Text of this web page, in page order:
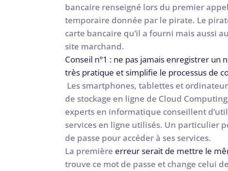
bancaire renseigné lors du premier
temporaire donnée par le pirate. Le
carte bancaire qu’il a fourni mais aussi
site marchand.
Conseil n°1 : ne pas jamais enregistrer
très pratique et simplifie le processus de
Les smartphones, tablettes et
de stockage en ligne de Cloud
experts en informatique conseillent
services en ligne utilisés. Un particulier
de passe pour accéder à ses services.
La première erreur serait de mettre le
trouve ce mot de passe et change celui